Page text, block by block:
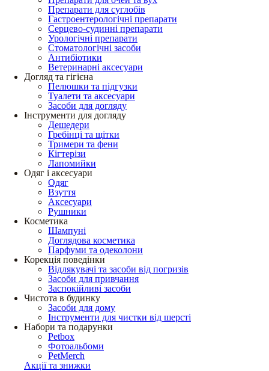
Препарати для суглобів
Гастроентерологічні препарати
Серцево-судинні препарати
Урологічні препарати
Стоматологічні засоби
Антибіотики
Ветеринарні аксесуари
Догляд та гігієна
Пелюшки та підгузки
Туалети та аксесуари
Засоби для догляду
Інструменти для догляду
Дешедери
Гребінці та щітки
Тримери та фени
Кігтерізи
Лапомийки
Одяг і аксесуари
Одяг
Взуття
Аксесуари
Рушники
Косметика
Шампуні
Доглядова косметика
Парфуми та одеколони
Корекція поведінки
Відлякувачі та засоби від погризів
Засоби для привчання
Заспокійливі засоби
Чистота в будинку
Засоби для дому
Інструменти для чистки від шерсті
Набори та подарунки
Petbox
Фотоальбоми
PetMerch
Акції та знижки